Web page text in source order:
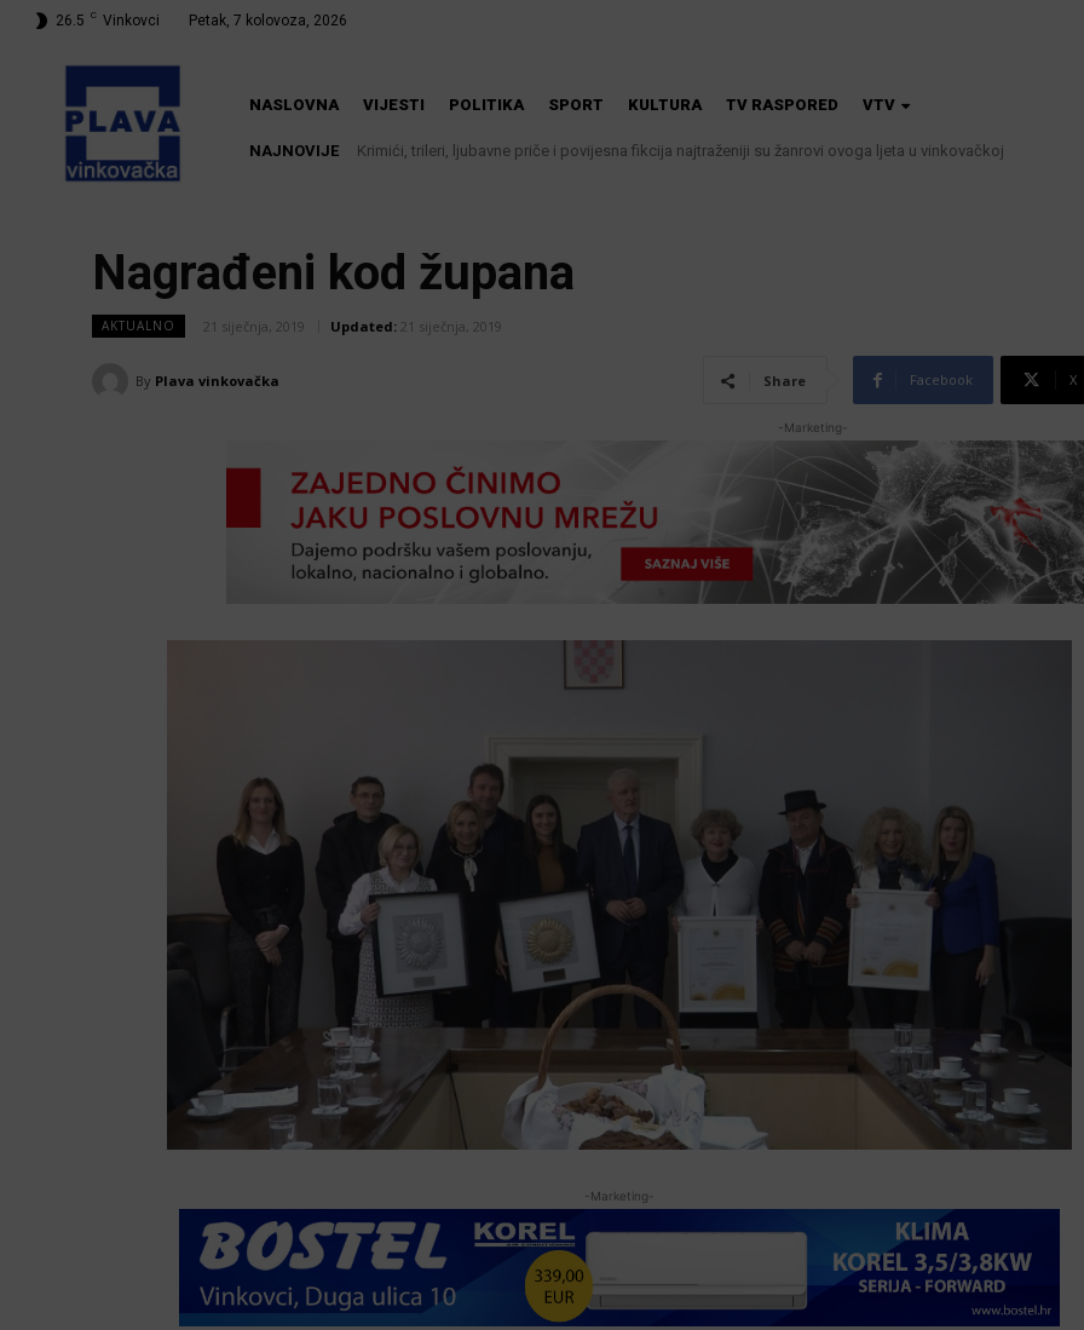
26.5 C Vinkovci Petak, 7 kolovoza, 2026
NASLOVNA VIJESTI POLITIKA SPORT KULTURA TV RASPORED VTV
NAJNOVIJE
Krimići, trileri, ljubavne priče i povijesna fikcija najtraženiji su žanrovi ovoga ljeta u vinkovačkoj
Nagrađeni kod župana
AKTUALNO 21 siječnja, 2019 Updated: 21 siječnja, 2019
By Plava vinkovačka Share Facebook X
-Marketing-
-Marketing-